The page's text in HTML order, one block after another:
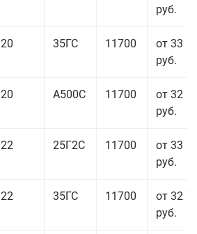
руб.
20 35ГС 11700
от 33
руб.
20 А500С 11700
от 32
руб.
22 25Г2С 11700
от 33
руб.
22 35ГС 11700
от 32
руб.